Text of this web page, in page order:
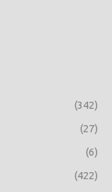
(342)
(27)
(6)
(422)